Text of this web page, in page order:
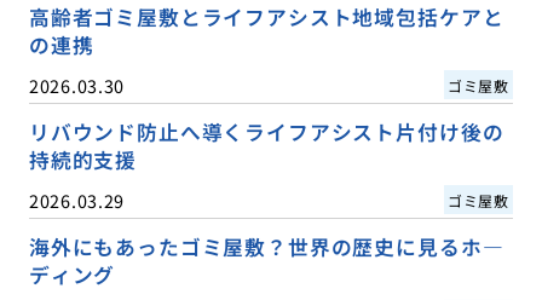
高齢者ゴミ屋敷とライフアシスト地域包括ケアと
の連携
2026.03.30 ゴミ屋敷
リバウンド防止へ導くライフアシスト片付け後の
持続的支援
2026.03.29 ゴミ屋敷
海外にもあったゴミ屋敷？世界の歴史に見るホ―
ディング